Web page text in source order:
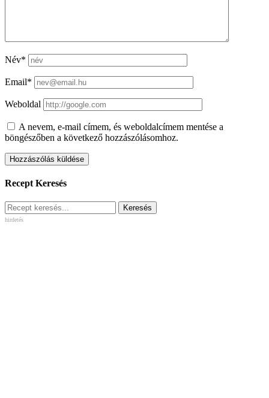
Név*
Email*
Weboldal
A nevem, e-mail címem, és weboldalcímem mentése a
böngészőben a következő hozzászólásomhoz.
Recept Keresés
hirdetés